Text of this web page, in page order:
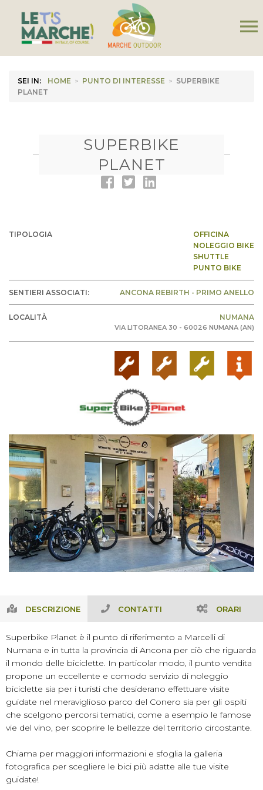
menu
SEI IN: HOME > PUNTO DI INTERESSE > SUPERBIKE
PLANET
SUPERBIKE
PLANET
TIPOLOGIA
OFFICINA
NOLEGGIO BIKE
SHUTTLE
PUNTO BIKE
SENTIERI ASSOCIATI: ANCONA REBIRTH - PRIMO ANELLO
LOCALITÀ NUMANA
VIA LITORANEA 30 - 60026 NUMANA (AN)
DESCRIZIONE CONTATTI ORARI
Superbike Planet è il punto di riferimento a Marcelli di
Numana e in tutta la provincia di Ancona per ciò che riguarda
il mondo delle biciclette. In particolar modo, il punto vendita
propone un eccellente e comodo servizio di noleggio
biciclette sia per i turisti che desiderano effettuare visite
guidate nel meraviglioso parco del Conero sia per gli ospiti
che scelgono percorsi tematici, come a esempio le famose
vie del vino, per scoprire le bellezze del territorio circostante.
Chiama per maggiori informazioni e sfoglia la galleria
fotografica per scegliere le bici più adatte alle tue visite
guidate!